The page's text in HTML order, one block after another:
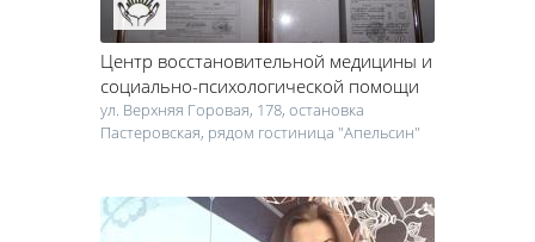
Центр восстановительной медицины и
социально-психологической помощи
ул. Верхняя Горовая, 178, остановка
Пастеровская, рядом гостиница "Апельсин"